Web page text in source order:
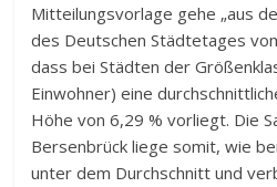
Mitteilungsvorlage gehe „aus
des Deutschen Städtetages
dass bei Städten der
Einwohner) eine
Höhe von 6,29 % vorliegt. Die
Bersenbrück liege somit, wie
unter dem Durchschnitt und